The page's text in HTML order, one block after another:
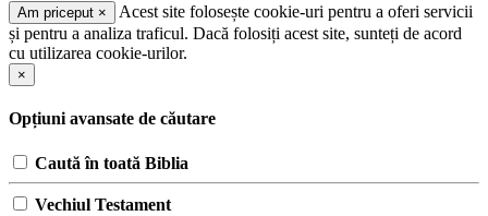
Am priceput ×
Acest site folosește cookie-uri pentru a oferi servicii
și pentru a analiza traficul. Dacă folosiți acest site, sunteți de acord
cu utilizarea cookie-urilor.
×
Opțiuni avansate de căutare
Caută în toată Biblia
Vechiul Testament